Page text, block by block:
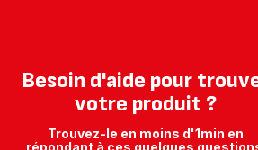
Besoin d'aide pour
votre produit ?
Trouvez-le en moins d'1min en
répondant à ces quelques